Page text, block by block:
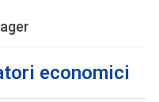
economici